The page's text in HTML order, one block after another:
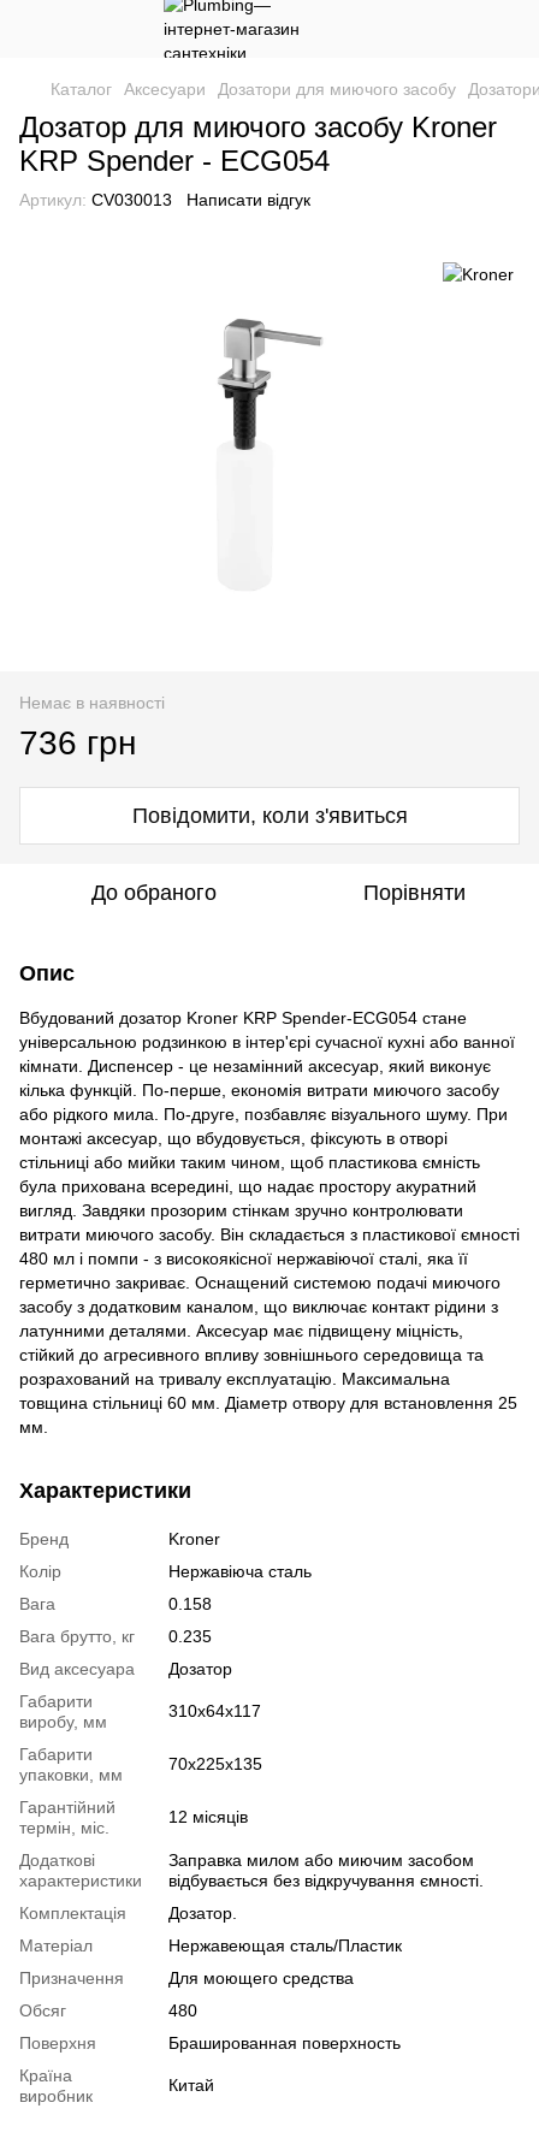
Каталог Аксесуари Дозатори для миючого засобу
Дозатор для миючого засобу Kroner
KRP Spender - ECG054
Артикул: CV030013 Написати відгук
Немає в наявності
736 грн
Повідомити, коли з'явиться
До обраного Порівняти
Опис
Вбудований дозатор Kroner KRP Spender-ECG054 стане
універсальною родзинкою в інтер'єрі сучасної кухні або ванної
кімнати. Диспенсер - це незамінний аксесуар, який виконує
кілька функцій. По-перше, економія витрати миючого засобу
або рідкого мила. По-друге, позбавляє візуального шуму. При
монтажі аксесуар, що вбудовується, фіксують в отворі
стільниці або мийки таким чином, щоб пластикова ємність
була прихована всередині, що надає простору акуратний
вигляд. Завдяки прозорим стінкам зручно контролювати
витрати миючого засобу. Він складається з пластикової ємності
480 мл і помпи - з високоякісної нержавіючої сталі, яка її
герметично закриває. Оснащений системою подачі миючого
засобу з додатковим каналом, що виключає контакт рідини з
латунними деталями. Аксесуар має підвищену міцність,
стійкий до агресивного впливу зовнішнього середовища та
розрахований на тривалу експлуатацію. Максимальна
товщина стільниці 60 мм. Діаметр отвору для встановлення 25
мм.
Характеристики
Бренд
Kroner
Колір
Нержавіюча сталь
Вага
0.158
Вага брутто, кг
0.235
Вид аксесуара
Дозатор
Габарити
виробу, мм
310х64х117
Габарити
упаковки, мм
70х225х135
Гарантійний
термін, міс.
12 місяців
Додаткові
характеристики
Заправка милом або миючим засобом
відбувається без відкручування ємності.
Комплектація
Дозатор.
Матеріал
Нержавеющая сталь/Пластик
Призначення
Для моющего средства
Обсяг
480
Поверхня
Брашированная поверхность
Країна
виробник
Китай